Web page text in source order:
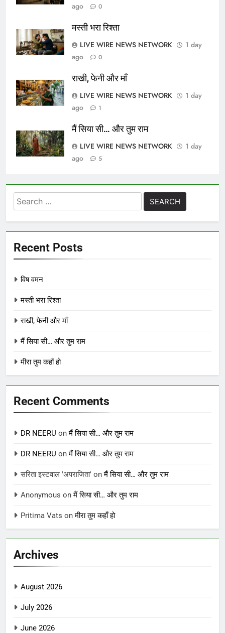
ago
0
मस्ती भरा रिश्ता
LIVE WIRE NEWS NETWORK
1 day
ago
0
राखी, फेनी और माँ
LIVE WIRE NEWS NETWORK
1 day
ago
1
मैं सिया सी… और तुम राम
LIVE WIRE NEWS NETWORK
1 day
ago
5
Search
for:
Recent Posts
विष वमन
मस्ती भरा रिश्ता
राखी, फेनी और माँ
मैं सिया सी… और तुम राम
मीरा तुम कहाँ हो
Recent Comments
DR NEERU onमैं सिया सी… और तुम राम
DR NEERU onमैं सिया सी… और तुम राम
सरिता इस्टवाल 'अपराजिता' onमैं सिया सी… और तुम राम
Anonymous onमैं सिया सी… और तुम राम
Pritima Vats onमीरा तुम कहाँ हो
Archives
August 2026
July 2026
June 2026